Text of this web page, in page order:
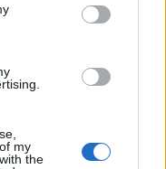
my
the